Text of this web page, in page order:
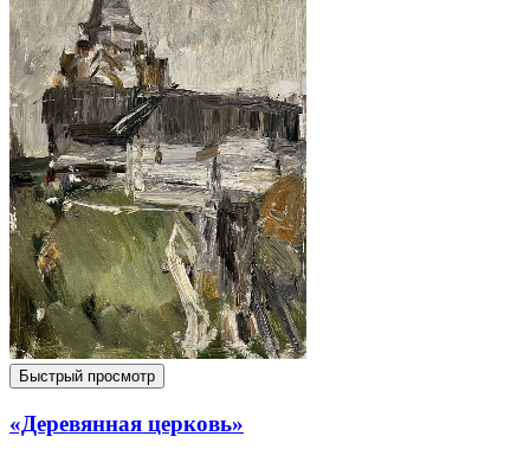
Быстрый просмотр
«Деревянная церковь»